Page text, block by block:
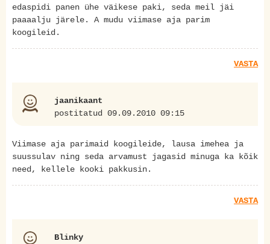
edaspidi panen ühe väikese paki, seda meil jäi
paaaalju järele. A mudu viimase aja parim
koogileid.
VASTA
jaanikaant
postitatud 09.09.2010 09:15
Viimase aja parimaid koogileide, lausa imehea ja
suussulav ning seda arvamust jagasid minuga ka kõik
need, kellele kooki pakkusin.
VASTA
Blinky